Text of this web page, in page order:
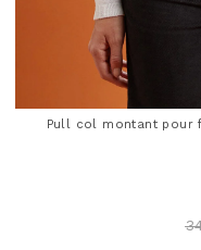
Pull col montant pour